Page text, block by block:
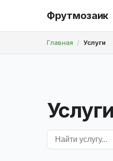
Фрутмозаик
Главная Услуги